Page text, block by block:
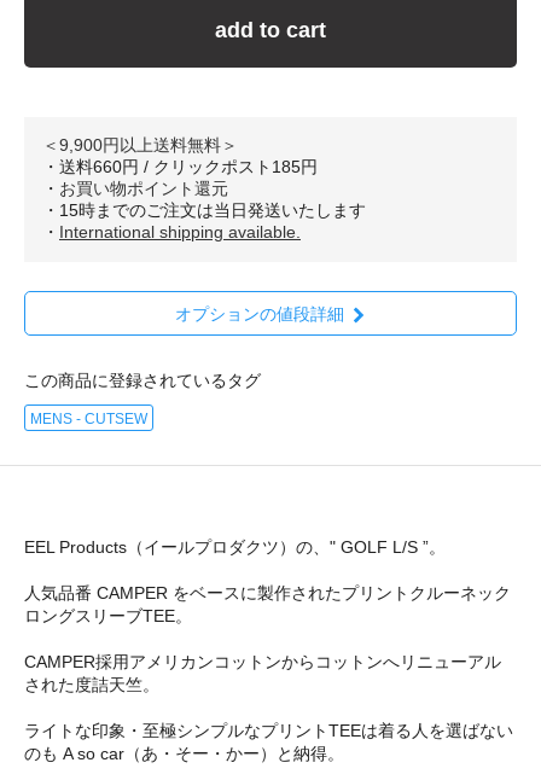
add to cart
＜9,900円以上送料無料＞
・送料660円 / クリックポスト185円
・ お買い物ポイント還元
・15時までのご注文は当日発送いたします
・ International shipping available.
オプションの値段詳細
この商品に登録されているタグ
MENS - CUTSEW
EEL Products（イールプロダクツ）の、" GOLF L/S ”。
人気品番 CAMPER をベースに製作されたプリントクルーネック
ロングスリーブTEE。
CAMPER採用アメリカンコットンからコットンへリニューアル
された度詰天竺。
ライトな印象・至極シンプルなプリントTEEは着る人を選ばない
のも A so car（あ・そー・かー）と納得。